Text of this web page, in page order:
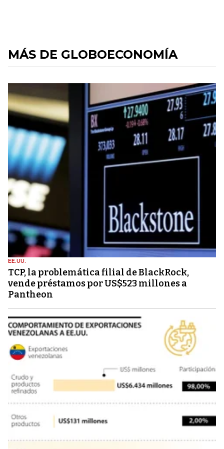
MÁS DE GLOBOECONOMÍA
EE.UU.
TCP, la problemática filial de BlackRock,
vende préstamos por US$523 millones a
Pantheon